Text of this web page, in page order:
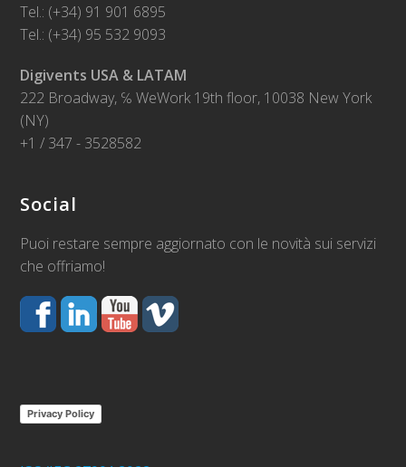
Tel.: (+34) 91 901 6895
Tel.: (+34) 95 532 9093
Digivents USA & LATAM
222 Broadway, ℅ WeWork 19th floor, 10038 New York
(NY)
+1 / 347 - 3528582
Social
Puoi restare sempre aggiornato con le novità sui servizi
che offriamo!
Privacy Policy